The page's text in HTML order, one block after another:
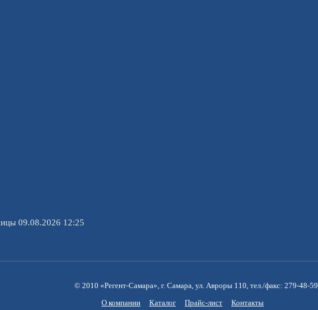
09.08.2026 12:25
© 2010 «Регент-Самара», г. Самара, ул. Авроры 110, тел./факс: 279-48-59
О компании
Каталог Прайс-лист Контакты